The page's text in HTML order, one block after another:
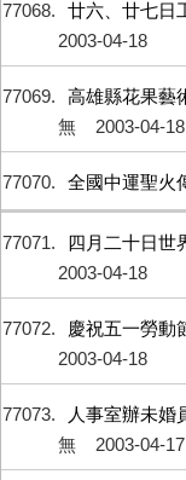
77068 廿六、廿七
2003-04-18
77069
高雄縣花果藝
無
2003-04-18
77070 全國中運聖火
77071 四月二十日世
2003-04-18
77072 慶祝五一勞
2003-04-18
77073
人事室辦未
無
2003-04-17